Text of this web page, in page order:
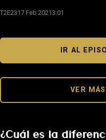
T2E2317 Feb 20213:01
IR AL
VER
¿Cuál es la